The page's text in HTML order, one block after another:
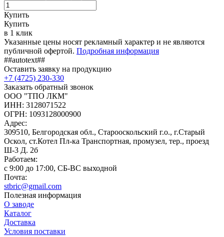
Купить
Купить
в 1 клик
Указанные цены носят рекламный характер и не являются
публичной офертой. Подробная информация
##autotext##
Оставить заявку на продукцию
+7 (4725) 230-330
Заказать обратный звонок
ООО "ТПО ЛКМ"
ИНН: 3128071522
ОГРН: 1093128000900
Адрес:
309510, Белгородская обл., Старооскольский г.о., г.Старый
Оскол, ст.Котел Пл-ка Транспортная, промузел, тер., проезд
Ш-3 Д. 2б
Работаем:
c 9:00 до 17:00, СБ-ВС выходной
Почта:
stbric@gmail.com
Полезная информация
О заводе
Каталог
Доставка
Условия поставки